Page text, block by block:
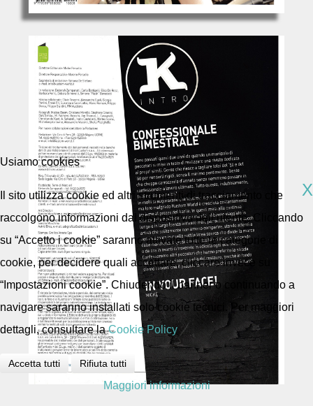
Usiamo cookies
X
Il sito utilizza cookie ed altri strumenti di tracciamento che
raccolgono informazioni dal dispositivo dell’utente. Cliccando
su “Accetto i cookie” saranno attivate tutte le categorie di
cookie, per decidere quali accettare, cliccare invece su
“Impostazioni cookie”. Chiudendo il banner o continuando a
navigare saranno installati solo cookie tecnici. Per maggiori
dettagli, consultare laCookie Policy
Accetta tutti Rifiuta tutti
Maggiori informazioni